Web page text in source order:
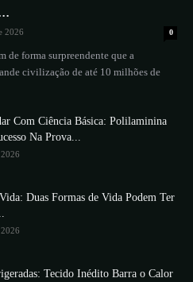
2026 0
de forma surpreendente que a
civilização de até 10 milhões de
Com Ciência Básica: Polilaminina
Na Prova...
Duas Formas de Vida Podem Ter
Tecido Inédito Barra o Calor